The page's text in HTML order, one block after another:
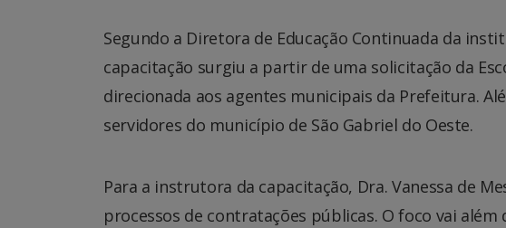
Segundo a Diretora de Educação Continuada da
capacitação surgiu a partir de uma solicitação da
direcionada aos agentes municipais da Prefeitura.
servidores do município de São Gabriel do Oeste.
Para a instrutora da capacitação, Dra. Vanessa de
processos de contratações públicas. O foco vai